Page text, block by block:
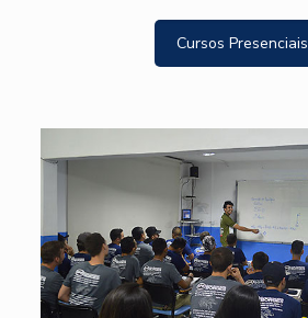
Cursos Presenciais